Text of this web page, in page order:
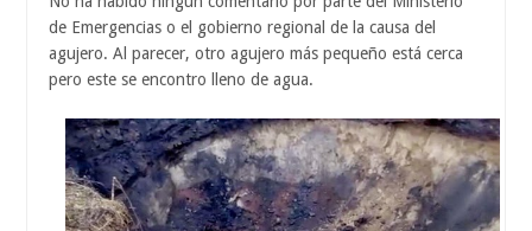
de Emergencias o el gobierno regional de la causa del
agujero. Al parecer, otro agujero más pequeño está cerca
pero este se encontro lleno de agua.